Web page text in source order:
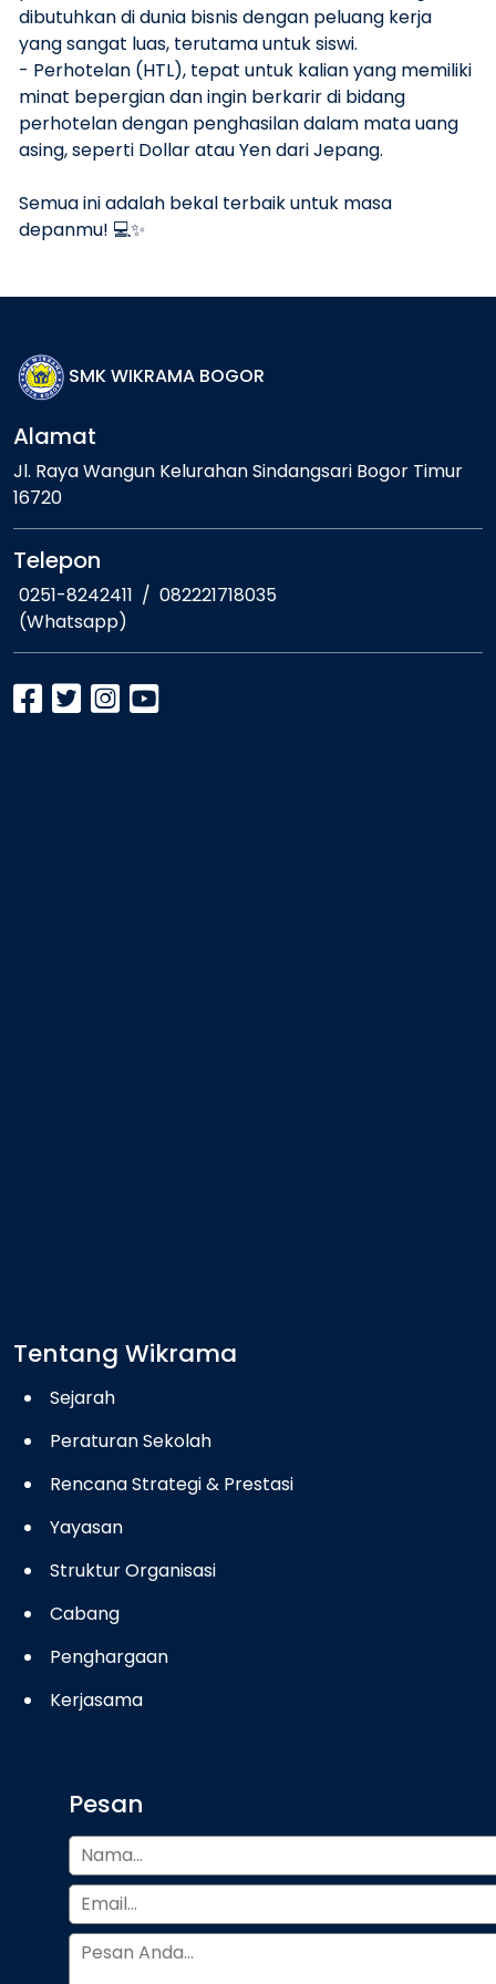
dibutuhkan di dunia bisnis dengan peluang kerja
yang sangat luas, terutama untuk siswi.
- ⁠Perhotelan (HTL), tepat untuk kalian yang memiliki
minat bepergian dan ingin berkarir di bidang
perhotelan dengan penghasilan dalam mata uang
asing, seperti Dollar atau Yen dari Jepang.
Semua ini adalah bekal terbaik untuk masa
depanmu! 💻✨
SMK WIKRAMA BOGOR
Alamat
Jl. Raya Wangun Kelurahan Sindangsari Bogor Timur
16720
Telepon
0251-8242411 / 082221718035
(Whatsapp)
Tentang Wikrama
Sejarah
Peraturan Sekolah
Rencana Strategi & Prestasi
Yayasan
Struktur Organisasi
Cabang
Penghargaan
Kerjasama
Pesan